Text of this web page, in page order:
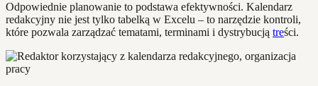
Odpowiednie planowanie to podstawa efektywności. Kalendarz
redakcyjny nie jest tylko tabelką w Excelu – to narzędzie kontroli,
które pozwala zarządzać tematami, terminami i dystrybucją treści.